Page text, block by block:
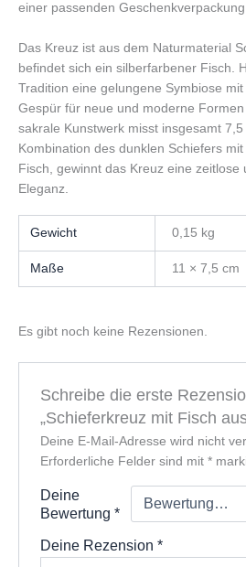
einer passenden
Das Kreuz ist aus dem Naturmaterial
befindet sich ein silberfarbener Fisch.
Tradition eine gelungene Symbiose
Gespür für neue und moderne
sakrale Kunstwerk misst insgesamt
Kombination des dunklen Schiefers
Fisch, gewinnt das Kreuz eine zeitlose
Eleganz.
Gewicht 0,15 kg
Maße 11 × 7,5 cm
Es gibt noch keine Rezensionen.
Schreibe die erste
„Schieferkreuz mit Fisch
Deine E-Mail-Adresse wird nicht
Erforderliche Felder sind mit *
Deine
Bewertung *
Deine Rezension *